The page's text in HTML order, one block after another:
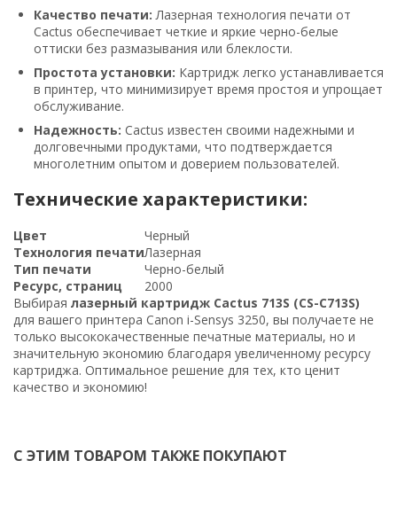
Качество печати: Лазерная технология печати от
Cactus обеспечивает четкие и яркие черно-белые
оттиски без размазывания или блеклости.
Простота установки: Картридж легко устанавливается
в принтер, что минимизирует время простоя и упрощает
обслуживание.
Надежность: Cactus известен своими надежными и
долговечными продуктами, что подтверждается
многолетним опытом и доверием пользователей.
Технические характеристики:
Цвет
Черный
Технология печатиЛазерная
Тип печати
Черно-белый
Ресурс, страниц
2000
Выбирая лазерный картридж Cactus 713S (CS-C713S)
для вашего принтера Canon i-Sensys 3250, вы получаете не
только высококачественные печатные материалы, но и
значительную экономию благодаря увеличенному ресурсу
картриджа. Оптимальное решение для тех, кто ценит
качество и экономию!
С ЭТИМ ТОВАРОМ ТАКЖЕ ПОКУПАЮТ